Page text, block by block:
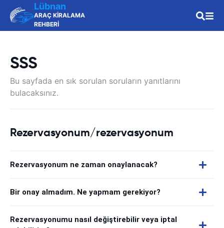
Lübnan
ARAÇ KİRALAMA
REHBERİ
SSS
Bu sayfada en sık sorulan soruların yanıtlarını
bulacaksınız.
Rezervasyonum/rezervasyonum
Rezervasyonum ne zaman onaylanacak?
Bir onay almadım. Ne yapmam gerekiyor?
Rezervasyonumu nasıl değiştirebilir veya iptal